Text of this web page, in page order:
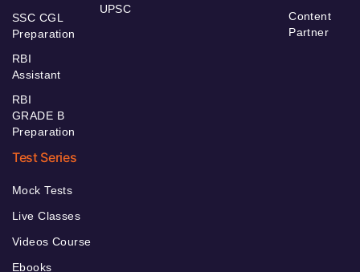
SSC CGL
Preparation
RBI
Assistant
RBI
GRADE B
Preparation
UPSC
Content
Partner
Test Series
Mock Tests
Live Classes
Videos Course
Ebooks